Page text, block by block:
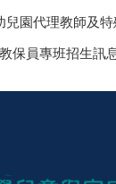
園代理教師及
保員專班招生訊